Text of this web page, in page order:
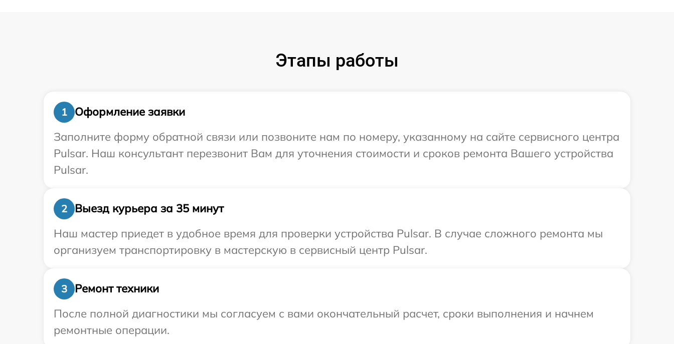
Этапы работы
1
Оформление заявки
Заполните форму обратной связи или позвоните нам по номеру, указанному на сайте сервисного центра
Pulsar. Наш консультант перезвонит Вам для уточнения стоимости и сроков ремонта Вашего устройства
Pulsar.
2
Выезд курьера за 35 минут
Наш мастер приедет в удобное время для проверки устройства Pulsar. В случае сложного ремонта мы
организуем транспортировку в мастерскую в сервисный центр Pulsar.
3
Ремонт техники
После полной диагностики мы согласуем с вами окончательный расчет, сроки выполнения и начнем
ремонтные операции.